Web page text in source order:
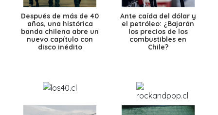
Después de más de 40
años, una histórica
banda chilena abre un
nuevo capítulo con
disco inédito
Ante caída del dólar y
el petróleo: ¿Bajarán
los precios de los
combustibles en
Chile?